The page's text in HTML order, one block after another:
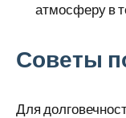
атмосферу в
Советы
Для